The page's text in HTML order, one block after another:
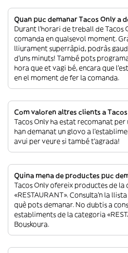
Quan puc demanar Tacos Only a
Durant l’horari de treball de Tacos
comanda en qualsevol moment.
lliurament superràpid, podràs
d’uns minuts! També pots
hora que et vagi bé, encara que
en el moment de fer la comanda.
Com valoren altres clients a
Tacos Only ha estat recomanat
han demanat un glovo a
avui per veure si també t’agrada!
Quina mena de productes puc
Tacos Only ofereix productes de la
«RESTAURANT». Consulta’n la
què pots demanar. No dubtis a
establiments de la categoria
Bouskoura.